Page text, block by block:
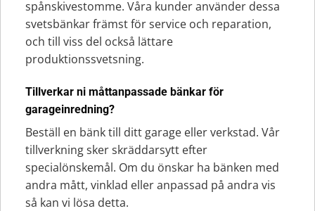
spånskivestomme. Våra kunder använder dessa
svetsbänkar främst för service och reparation,
och till viss del också lättare
produktionssvetsning.
Tillverkar ni måttanpassade bänkar för
garageinredning?
Beställ en bänk till ditt garage eller verkstad. Vår
tillverkning sker skräddarsytt efter
specialönskemål. Om du önskar ha bänken med
andra mått, vinklad eller anpassad på andra vis
så kan vi lösa detta.